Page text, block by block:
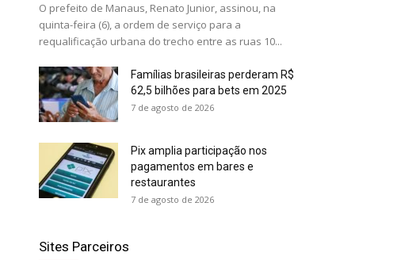
O prefeito de Manaus, Renato Junior, assinou, na
quinta-feira (6), a ordem de serviço para a
requalificação urbana do trecho entre as ruas 10...
Famílias brasileiras perderam R$
62,5 bilhões para bets em 2025
7 de agosto de 2026
Pix amplia participação nos
pagamentos em bares e
restaurantes
7 de agosto de 2026
Sites Parceiros